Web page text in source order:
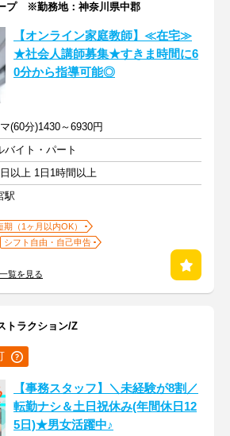
プ ※勤務地：神奈川県中郡
【オンライン家庭教師】≪在宅≫
★社会人講師募集★すきま時間に6
0分から指導可能◎
(60分)1430～6930円
バイト・パート
以上 1日1時間以上
駅
期（1ヶ月以内OK）
シフト自由・自己申告
覧を見る
トラクション/Z
【事務スタッフ】＼未経験が8割／
転勤ナシ＆土日祝休み(年間休日12
5日)★男女活躍中♪